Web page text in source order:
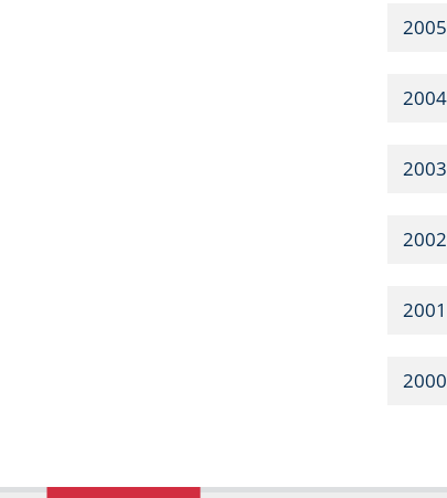
2005
2004
2003
2002
2001
2000